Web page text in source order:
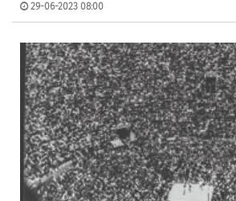
29-06-2023 08:00